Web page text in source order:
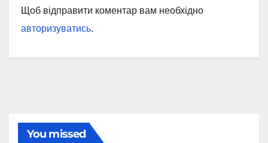
Щоб відправити коментар вам необхідно
авторизуватись.
You missed